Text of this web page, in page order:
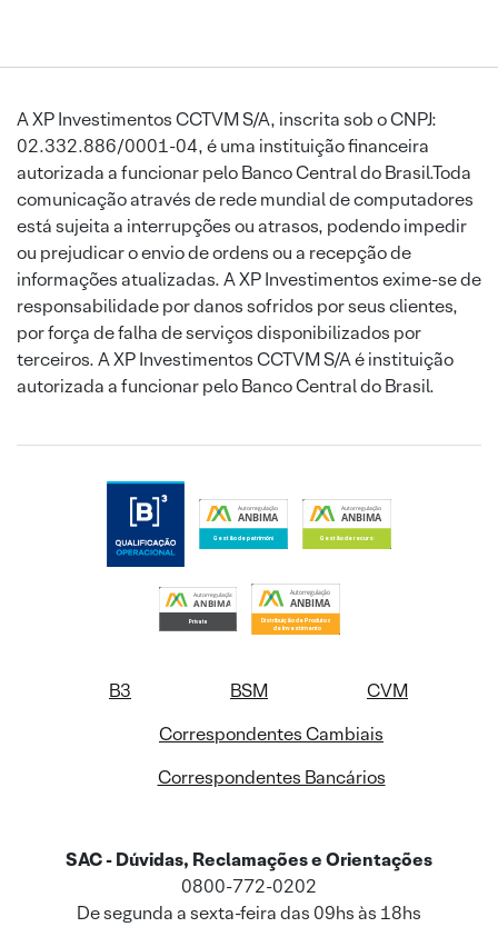
A XP Investimentos CCTVM S/A, inscrita sob o CNPJ:
02.332.886/0001-04, é uma instituição financeira
autorizada a funcionar pelo Banco Central do Brasil.Toda
comunicação através de rede mundial de computadores
está sujeita a interrupções ou atrasos, podendo impedir
ou prejudicar o envio de ordens ou a recepção de
informações atualizadas. A XP Investimentos exime-se de
responsabilidade por danos sofridos por seus clientes,
por força de falha de serviços disponibilizados por
terceiros. A XP Investimentos CCTVM S/A é instituição
autorizada a funcionar pelo Banco Central do Brasil.
B3 BSM
CVM
Correspondentes Cambiais
Correspondentes Bancários
SAC - Dúvidas, Reclamações e Orientações
0800-772-0202
De segunda a sexta-feira das 09hs às 18hs